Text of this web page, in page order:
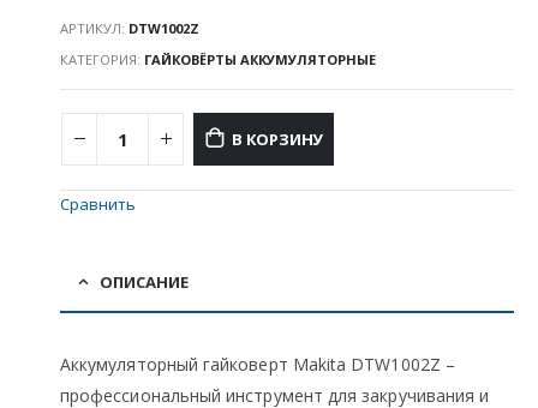
АРТИКУЛ: DTW1002Z
КАТЕГОРИЯ: ГАЙКОВЁРТЫ АККУМУЛЯТОРНЫЕ
В КОРЗИНУ
Сравнить
ОПИСАНИЕ
Аккумуляторный гайковерт Makita DTW1002Z –
профессиональный инструмент для закручивания и